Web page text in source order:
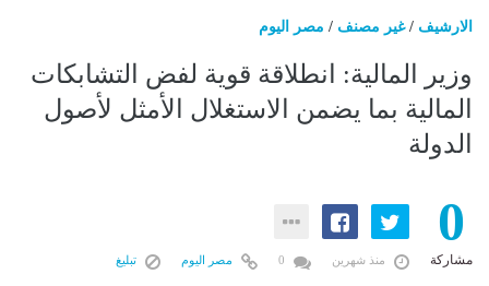
الارشيف /غير مصنف / مصر اليوم
وزير المالية: انطلاقة قوية لفض التشابكات
المالية بما يضمن الاستغلال الأمثل لأصول
الدولة
0
مشاركة منذ شهرين مصر اليوم تبليغ